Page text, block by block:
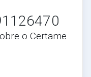
o Certame